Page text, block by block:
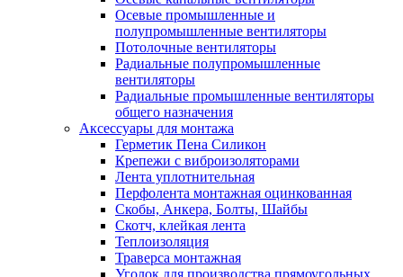
Осевые промышленные и
полупромышленные вентиляторы
Потолочные вентиляторы
Радиальные полупромышленные
вентиляторы
Радиальные промышленные вентиляторы
общего назначения
Аксессуары для монтажа
Герметик Пена Силикон
Крепежи с виброизоляторами
Лента уплотнительная
Перфолента монтажная оцинкованная
Скобы, Анкера, Болты, Шайбы
Скотч, клейкая лента
Теплоизоляция
Траверса монтажная
Уголок для производства прямоугольных